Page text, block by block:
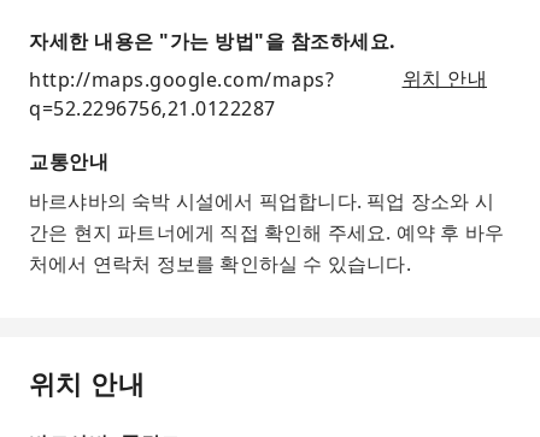
자세한 내용은 "가는 방법"을 참조하세요.
http://maps.google.com/maps?
q=52.2296756,21.0122287
위치 안내
교통안내
바르샤바의 숙박 시설에서 픽업합니다. 픽업 장소와 시
간은 현지 파트너에게 직접 확인해 주세요. 예약 후 바우
처에서 연락처 정보를 확인하실 수 있습니다.
위치 안내